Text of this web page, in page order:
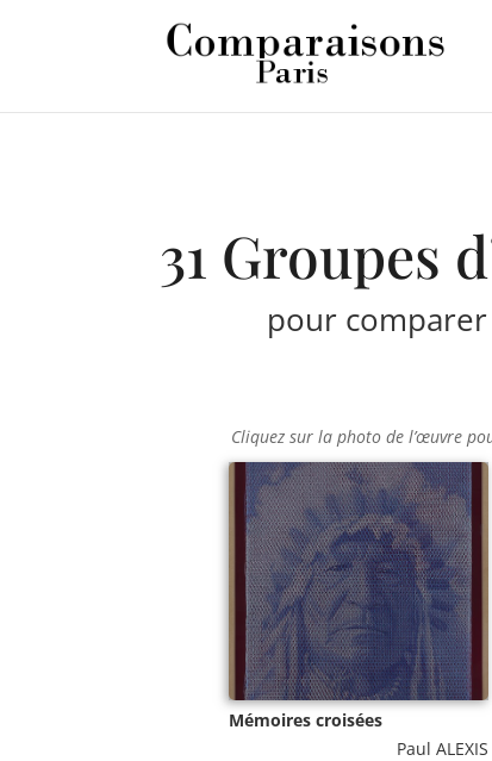
31 Groupes
pour comparer
Cliquez sur la photo de l’œuvre
Mémoires croisées
Paul ALEXIS